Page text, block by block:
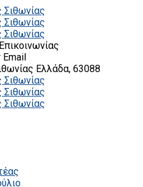
Email
Ελλάδα, 63088